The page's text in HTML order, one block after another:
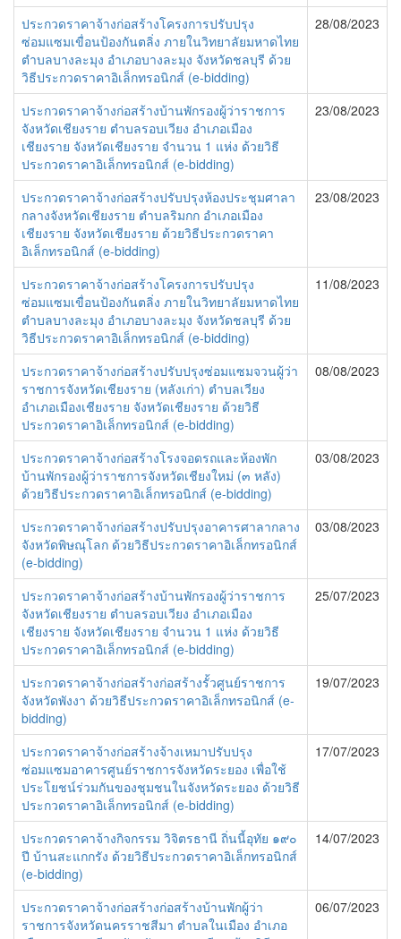
ประกวดราคาจ้างก่อสร้างโครงการปรับปรุง
ซ่อมแซมเขื่อนป้องกันตลิ่ง ภายในวิทยาลัยมหาดไทย
ตำบลบางละมุง อำเภอบางละมุง จังหวัดชลบุรี ด้วย
วิธีประกวดราคาอิเล็กทรอนิกส์ (e-bidding)
28/08/2023
ประกวดราคาจ้างก่อสร้างบ้านพักรองผู้ว่าราชการ
จังหวัดเชียงราย ตำบลรอบเวียง อำเภอเมือง
เชียงราย จังหวัดเชียงราย จำนวน 1 แห่ง ด้วยวิธี
ประกวดราคาอิเล็กทรอนิกส์ (e-bidding)
23/08/2023
ประกวดราคาจ้างก่อสร้างปรับปรุงห้องประชุมศาลา
กลางจังหวัดเชียงราย ตำบลริมกก อำเภอเมือง
เชียงราย จังหวัดเชียงราย ด้วยวิธีประกวดราคา
อิเล็กทรอนิกส์ (e-bidding)
23/08/2023
ประกวดราคาจ้างก่อสร้างโครงการปรับปรุง
ซ่อมแซมเขื่อนป้องกันตลิ่ง ภายในวิทยาลัยมหาดไทย
ตำบลบางละมุง อำเภอบางละมุง จังหวัดชลบุรี ด้วย
วิธีประกวดราคาอิเล็กทรอนิกส์ (e-bidding)
11/08/2023
ประกวดราคาจ้างก่อสร้างปรับปรุงซ่อมแซมจวนผู้ว่า
ราชการจังหวัดเชียงราย (หลังเก่า) ตำบลเวียง
อำเภอเมืองเชียงราย จังหวัดเชียงราย ด้วยวิธี
ประกวดราคาอิเล็กทรอนิกส์ (e-bidding)
08/08/2023
ประกวดราคาจ้างก่อสร้างโรงจอดรถและห้องพัก
บ้านพักรองผู้ว่าราชการจังหวัดเชียงใหม่ (๓ หลัง)
ด้วยวิธีประกวดราคาอิเล็กทรอนิกส์ (e-bidding)
03/08/2023
ประกวดราคาจ้างก่อสร้างปรับปรุงอาคารศาลากลาง
จังหวัดพิษณุโลก ด้วยวิธีประกวดราคาอิเล็กทรอนิกส์
(e-bidding)
03/08/2023
ประกวดราคาจ้างก่อสร้างบ้านพักรองผู้ว่าราชการ
จังหวัดเชียงราย ตำบลรอบเวียง อำเภอเมือง
เชียงราย จังหวัดเชียงราย จำนวน 1 แห่ง ด้วยวิธี
ประกวดราคาอิเล็กทรอนิกส์ (e-bidding)
25/07/2023
ประกวดราคาจ้างก่อสร้างก่อสร้างรั้วศูนย์ราชการ
จังหวัดพังงา ด้วยวิธีประกวดราคาอิเล็กทรอนิกส์ (e-
bidding)
19/07/2023
ประกวดราคาจ้างก่อสร้างจ้างเหมาปรับปรุง
ซ่อมแซมอาคารศูนย์ราชการจังหวัดระยอง เพื่อใช้
ประโยชน์ร่วมกันของชุมชนในจังหวัดระยอง ด้วยวิธี
ประกวดราคาอิเล็กทรอนิกส์ (e-bidding)
17/07/2023
ประกวดราคาจ้างกิจกรรม วิจิตรธานี ถิ่นนี้อุทัย ๑๙๐
ปี บ้านสะแกกรัง ด้วยวิธีประกวดราคาอิเล็กทรอนิกส์
(e-bidding)
14/07/2023
ประกวดราคาจ้างก่อสร้างก่อสร้างบ้านพักผู้ว่า
ราชการจังหวัดนครราชสีมา ตำบลในเมือง อำเภอ
06/07/2023